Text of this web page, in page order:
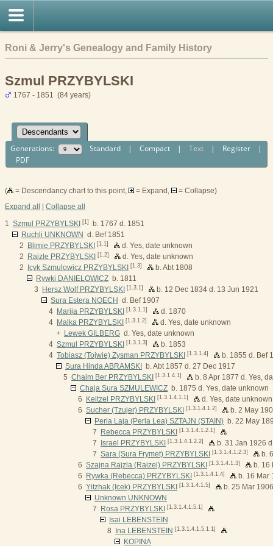
Roni & Jerry's Genealogy and Family History
Szmul PRZYBYLSKI
1767 - 1851 (84 years)
Generations: Standard |Compact |Text | Register |
PDF
( = Descendancy chart to this point, = Expand,
= Collapse)
Expand all
Collapse all
1 Szmul PRZYBYLSKI [1]
b. 1767 d. 1851
Ruchli UNKNOWN d. Bef 1851
2
Blimie PRZYBYLSKI [1.1]
d. Yes, date unknown
2
Rajzle PRZYBYLSKI [1.2]
d. Yes, date unknown
2
Icyk Szmulowicz PRZYBYLSKI [1.3]
b. Abt 1808
Rywki DANIELOWICZ b. 1811
3
Hersz Wolf PRZYBYLSKI [1.3.1]
b. 12 Dec 1834 d. 13 Jun 1921
Sura Estera NOECH d. Bef 1907
4 Marija PRZYBYLSKI [1.3.1.1]
d. 1870
4 Malka PRZYBYLSKI [1.3.1.2]
d. Yes, date unknown
+ Lewek GILBERG d. Yes, date unknown
4 Szmul PRZYBYLSKI [1.3.1.3]
b. 1853
4 Tobiasz (Tojwie) Zysman PRZYBYLSKI [1.3.1.4]
b. 1855 d. Bef
Sura Hinda ABRAMSKI
b. Abt 1857 d. 27 Dec 1917
5 Chaim Ber PRZYBYLSKI [1.3.1.4.1]
b. 8 Apr 1877 d. Yes,
Chaja Sura SZMULEWICZ b. 1875 d. Yes, date unknown
6
Keitzel PRZYBYLSKI [1.3.1.4.1.1]
d. Yes, date unknown
6 Sucher (Tzujer) PRZYBYLSKI [1.3.1.4.1.2]
b. 2 May
Perla Laja (Perla Lea) SZTAJN (STAIN) b. 22 May
7
Rebecca PRZYBYLSKI [1.3.1.4.1.2.1]
7 Israel PRZYBYLSKI [1.3.1.4.1.2.2]
b. 31 Jan 1926
7 Sara (Sura Frymet) PRZYBYLSKI [1.3.1.4.1.2.3]
b.
6 Szajna Rajzla (Raizel) PRZYBYLSKI [1.3.1.4.1.3]
b. 16
6
Rywka (Rebecca) PRZYBYLSKI [1.3.1.4.1.4]
b. 16 Mar
6 Yitzhak (Icek) PRZYBYLSKI [1.3.1.4.1.5]
b. 25 Mar
Unknown UNKNOWN
7
Rosa PRZYBYLSKI [1.3.1.4.1.5.1]
Isai LEBENSTEIN
8
Ina LEBENSTEIN [1.3.1.4.1.5.1.1]
KOPINA